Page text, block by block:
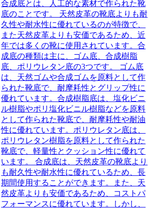
合成底とは、人工的な素材で作られた靴
底のことです。 天然皮革の靴底よりも耐
久性や耐水性に優れているのが特徴で、
また天然皮革よりも安価であるため、近
年では多くの靴に使用されています。合
成底の種類は主に、ゴム底、合成樹脂
底、ポリウレタン底の3つです。 ゴム底
は、天然ゴムや合成ゴムを原料として作
られた靴底で、耐摩耗性とグリップ性に
優れています。合成樹脂底は、塩化ビニ
ル樹脂やポリ塩化ビニル樹脂などを原料
として作られた靴底で、耐摩耗性や耐油
性に優れています。ポリウレタン底は、
ポリウレタン樹脂を原料として作られた
靴底で、軽量性とクッション性に優れて
います。 合成底は、天然皮革の靴底より
も耐久性や耐水性に優れているため、長
期間使用することができます。また、天
然皮革よりも安価であるため、コストパ
フォーマンスに優れています。しかし、